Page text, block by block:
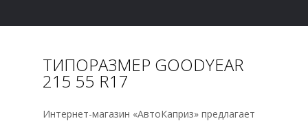
ТИПОРАЗМЕР GOODYEAR
215 55 R17
Интернет-магазин «АвтоКаприз» предлагает